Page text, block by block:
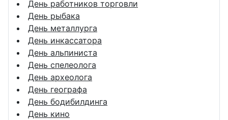
День работников торговли
День рыбака
День металлурга
День инкассатора
День альпиниста
День спелеолога
День археолога
День географа
День бодибилдинга
День кино